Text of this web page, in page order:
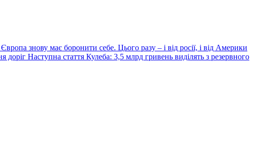
Попередній
запис:
Європа знову має боронити себе. Цього разу – і від росії, і від Америки
Наступна стаття Наступний
Кулеба: 3,5 млрд гривень виділять з резервного